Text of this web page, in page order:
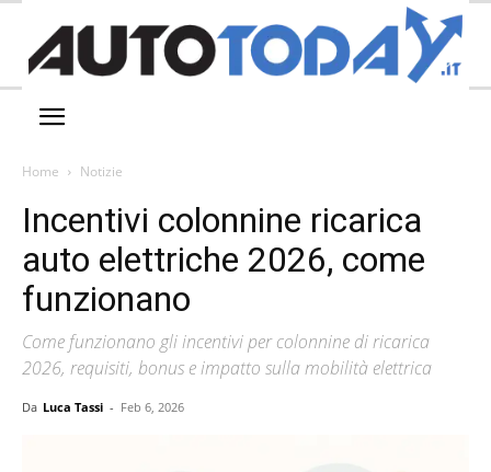
Home Notizie
Incentivi colonnine ricarica
auto elettriche 2026, come
funzionano
Come funzionano gli incentivi per colonnine di ricarica
2026, requisiti, bonus e impatto sulla mobilità elettrica
Da Luca Tassi - Feb 6, 2026